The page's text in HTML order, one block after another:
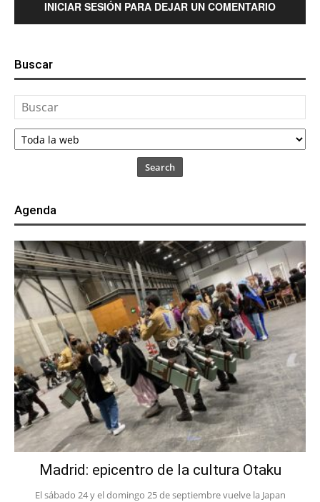
INICIAR SESIÓN PARA DEJAR UN COMENTARIO
Buscar
Search
Agenda
Madrid: epicentro de la cultura Otaku
El sábado 24 y el domingo 25 de septiembre vuelve la Japan